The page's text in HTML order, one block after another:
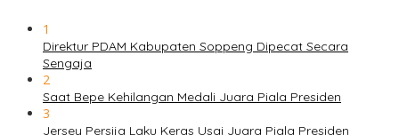
1
Direktur PDAM Kabupaten Soppeng Dipecat Secara
Sengaja
2
Saat Bepe Kehilangan Medali Juara Piala Presiden
3
Jersey Persija Laku Keras Usai Juara Piala Presiden